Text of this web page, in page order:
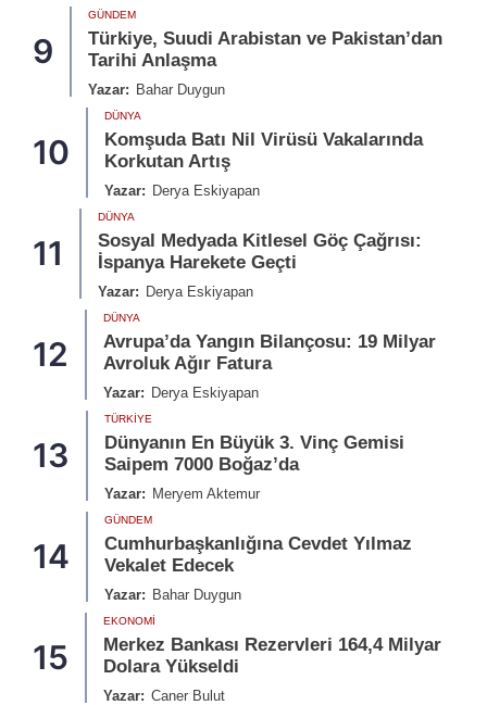
9
GÜNDEM
Türkiye, Suudi Arabistan ve Pakistan’dan
Tarihi Anlaşma
Yazar: Bahar Duygun
10
DÜNYA
Komşuda Batı Nil Virüsü Vakalarında
Korkutan Artış
Yazar: Derya Eskiyapan
11
DÜNYA
Sosyal Medyada Kitlesel Göç Çağrısı:
İspanya Harekete Geçti
Yazar: Derya Eskiyapan
12
DÜNYA
Avrupa’da Yangın Bilançosu: 19 Milyar
Avroluk Ağır Fatura
Yazar: Derya Eskiyapan
13
TÜRKIYE
Dünyanın En Büyük 3. Vinç Gemisi
Saipem 7000 Boğaz’da
Yazar: Meryem Aktemur
14
GÜNDEM
Cumhurbaşkanlığına Cevdet Yılmaz
Vekalet Edecek
Yazar: Bahar Duygun
15
EKONOMI
Merkez Bankası Rezervleri 164,4 Milyar
Dolara Yükseldi
Yazar: Caner Bulut